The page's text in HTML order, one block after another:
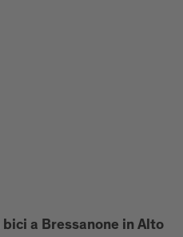
bici a Bressanone in Alto